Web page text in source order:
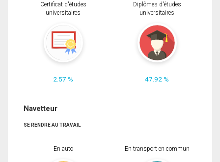
Certificat d'études
universitaires
2.57 %
Diplômes d'études
universitaires
47.92 %
Navetteur
SE RENDRE AU TRAVAIL
En auto En transport en commun